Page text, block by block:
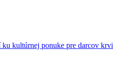
kultúrnej ponuke pre darcov